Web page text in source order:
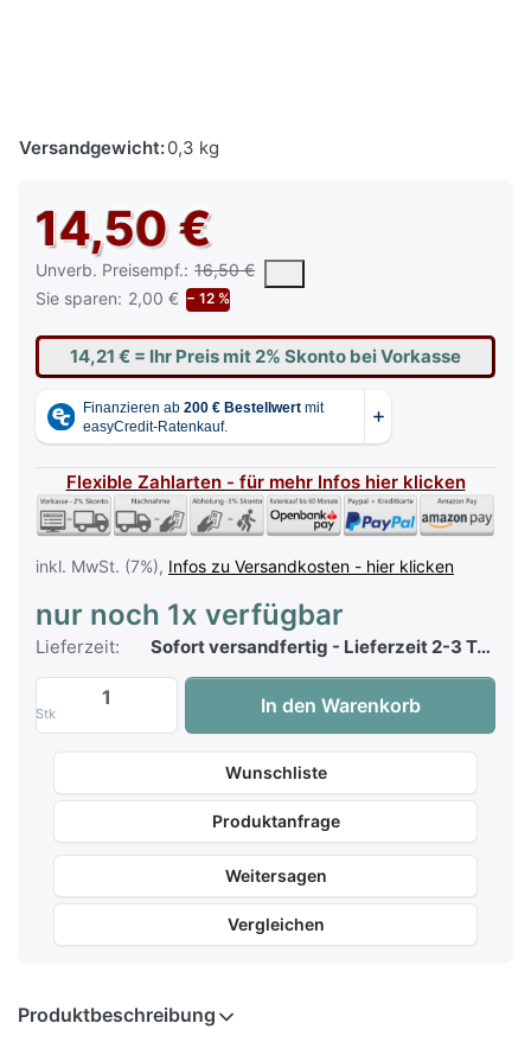
Versandgewicht:0,3 kg
14,50 €
Unverb. Preisempf.: 16,50 €
Die UVP ist der vorgeschlagene oder empfohlene
Sie sparen: 2,00 € − 12 %
14,21 € = Ihr Preis mit 2% Skonto bei Vorkasse
Flexible Zahlarten - für mehr Infos hier klicken
inkl. MwSt. (7%), Infos zu Versandkosten - hier klicken
nur noch 1x verfügbar
Lieferzeit: Sofort versandfertig - Lieferzeit 2-3 Tage
Stk
Top 100 Hit Collection 71 zu 14,50 €,
In den Warenkorb
Wunschliste
Produktanfrage
Weitersagen
Vergleichen
Produktbeschreibung